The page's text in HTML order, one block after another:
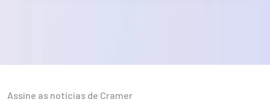
Assine as notícias de Cramer